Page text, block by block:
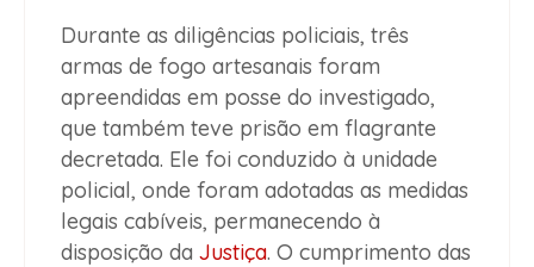
Durante as diligências policiais, três
armas de fogo artesanais foram
apreendidas em posse do investigado,
que também teve prisão em flagrante
decretada. Ele foi conduzido à unidade
policial, onde foram adotadas as medidas
legais cabíveis, permanecendo à
disposição da Justiça. O cumprimento das